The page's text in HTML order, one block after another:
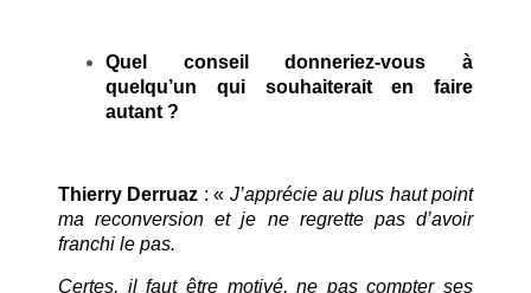
Quel conseil donneriez-vous à
quelqu’un qui souhaiterait en faire
autant ?
Thierry Derruaz : « J’apprécie au plus haut point
ma reconversion et je ne regrette pas d’avoir
franchi le pas.
Certes, il faut être motivé, ne pas compter ses